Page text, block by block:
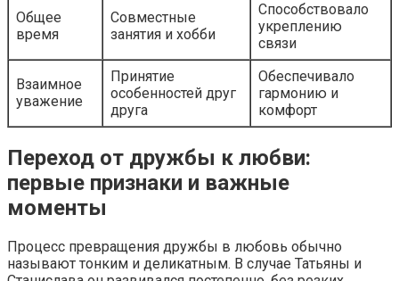
Общее
время
Совместные
занятия и хобби
Способствовало
укреплению
связи
Взаимное
уважение
Принятие
особенностей друг
друга
Обеспечивало
гармонию и
комфорт
Переход от дружбы к любви:
первые признаки и важные
моменты
Процесс превращения дружбы в любовь обычно
называют тонким и деликатным. В случае Татьяны и